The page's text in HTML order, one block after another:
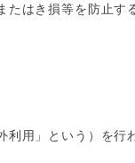
はき損等を防止
用」という）を行